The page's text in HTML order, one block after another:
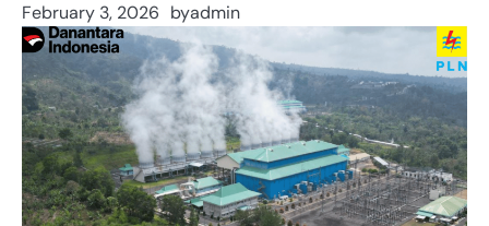
February 3, 2026 byadmin